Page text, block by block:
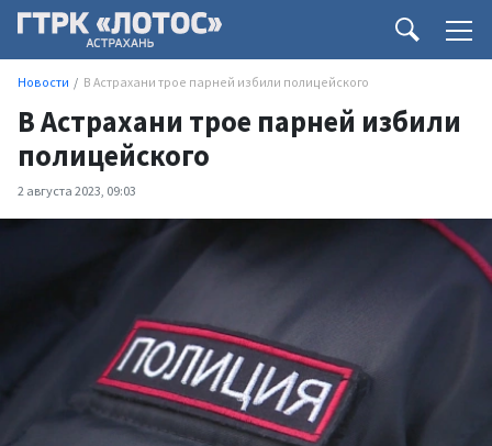
Новости В Астрахани трое парней избили полицейского
В Астрахани трое парней избили
полицейского
2 августа 2023, 09:03